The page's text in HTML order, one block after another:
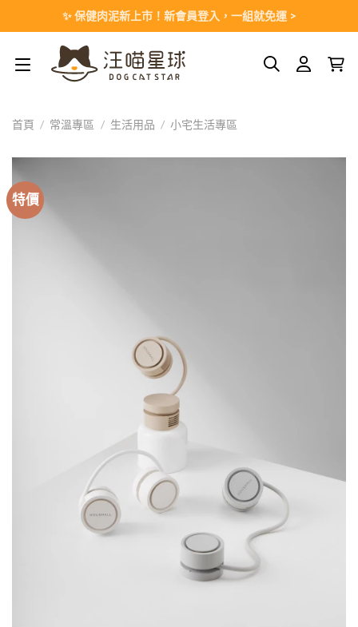
✨ 保健肉泥新上市！新會員登入，一組就免運 >
首頁 / 常溫專區 / 生活用品 / 小宅生活專區
特價